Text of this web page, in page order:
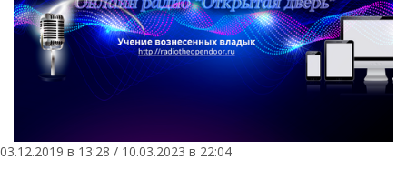
03.12.2019 в 13:28 / 10.03.2023 в 22:04